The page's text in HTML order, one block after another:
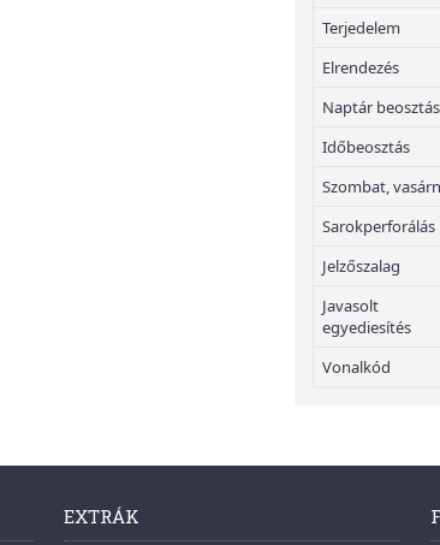
Terjedelem
Elrendezés
Naptár beosztás
Időbeosztás
Szombat,
Sarokperforálás
Jelzőszalag
Javasolt
egyediesítés
Vonalkód
EXTRÁK